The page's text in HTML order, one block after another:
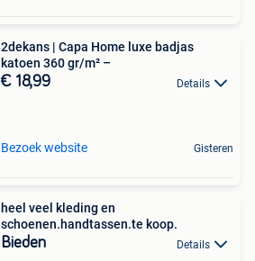
2dekans | Capa Home luxe badjas
katoen 360 gr/m² –
€ 18,99 Details
Bezoek website Gisteren
heel veel kleding en
schoenen.handtassen.te koop.
Bieden Details